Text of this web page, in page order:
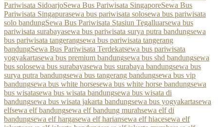
Pariwisata SidoarjoSewa Bus Pariwisata SingaporeSewa Bus
Pariwisata Singapurasewa bus pariwisata solosewa bus pariwisata
solo bandungSewa Bus Pariwisata Stasiun Tegalluarsewa bus
pariwisata surabayasewa bus pariwisata surya putra bandungsewa
bus pariwisata tangerangsewa bus pariwisata tangerang
bandungSewa Bus Pariwisata Terdekatsewa bus pariwisata
yogyakartasewa bus premium bandungsewa bus shd bandungsewa
bus solosewa bus surabayasewa bus surabaya bandungsewa bus
surya putra bandungsewa bus tangerang bandungsewa bus vip
bandungsewa bus white horsesewa bus white horse bandungsewa
bus wisatasewa bus wisata bandungsewa bus wisata di
bandungsewa bus wisata jakarta bandungsewa bus yogyakartasewa
elfsewa elf bandungsewa elf bandung murahsewa elf di
bandungsewa elf hargasewa elf hariansewa elf hiacesewa elf